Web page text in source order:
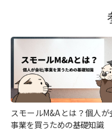
スモールM&Aとは？個人
事業を買うための基礎知識